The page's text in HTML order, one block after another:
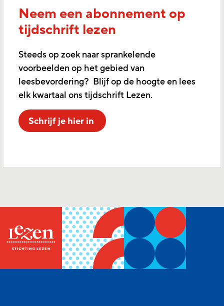
Neem een abonnement op
tijdschrift lezen
Steeds op zoek naar sprankelende
voorbeelden op het gebied van
leesbevordering? Blijf op de hoogte en lees
elk kwartaal ons tijdschrift Lezen.
Schrijf je hier in